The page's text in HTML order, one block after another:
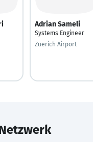
Adrian Sameli
Systems Engineer
Zuerich Airport